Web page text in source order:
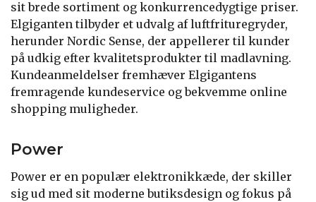
sit brede sortiment og konkurrencedygtige priser.
Elgiganten tilbyder et udvalg af luftfrituregryder,
herunder Nordic Sense, der appellerer til kunder
på udkig efter kvalitetsprodukter til madlavning.
Kundeanmeldelser fremhæver Elgigantens
fremragende kundeservice og bekvemme online
shopping muligheder.
Power
Power er en populær elektronikkæde, der skiller
sig ud med sit moderne butiksdesign og fokus på